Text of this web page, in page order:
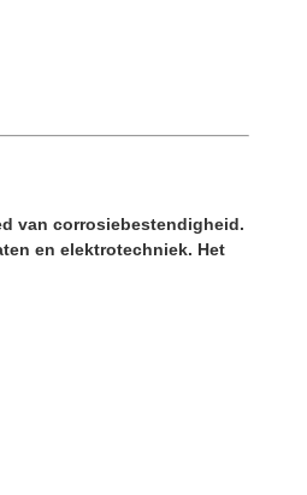
van corrosiebestendigheid.
en elektrotechniek. Het